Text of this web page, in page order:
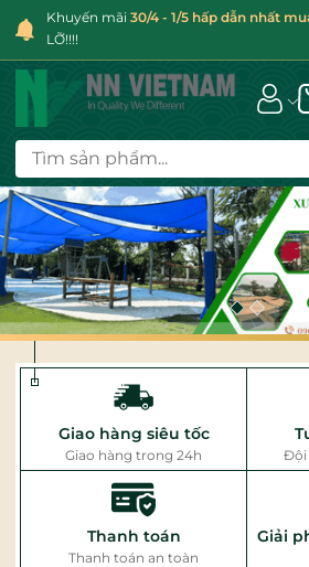
Khuyến mãi 30/4 - 1/5 hấp dẫn nhất
LỠ!!!!
Giao hàng siêu tốc
Giao hàng trong 24h Đội
Thanh toán
Thanh toán an toàn
Giải